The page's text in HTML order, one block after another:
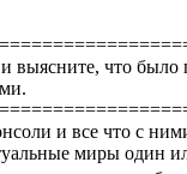
выясните, что
и все что с
миры один